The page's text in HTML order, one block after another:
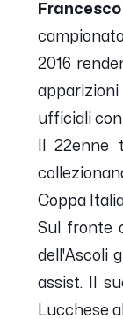
2016
ufficiali con
Il 22enne
Coppa
Sul fronte
dell'Ascoli
assist. Il
Lucchese